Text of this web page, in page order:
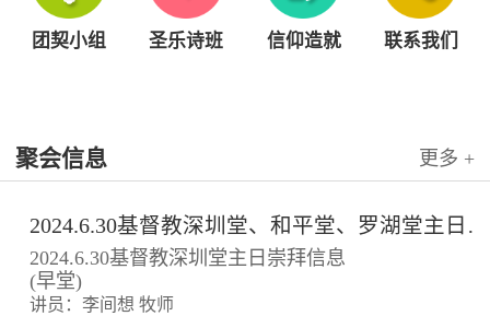
团契小组 圣乐诗班 信仰造就 联系我们
聚会信息 更多 +
2024.6.30基督教深圳堂、和平堂、罗湖堂主日崇拜信息
2024.6.30基督教深圳堂主日崇拜信息
(早堂)
讲员：李间想 牧师